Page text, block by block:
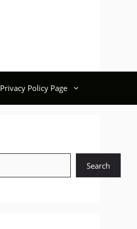
Privacy Policy Page
Search